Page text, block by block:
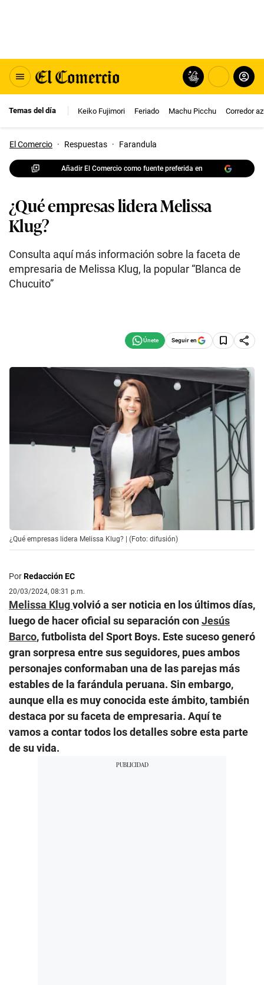
Temas del día Keiko Fujimori Feriado Machu Picchu Corredor
El Comercio · Respuestas · Farandula
Añadir El Comercio como fuente preferida en
¿Qué empresas lidera Melissa
Klug?
Consulta aquí más información sobre la faceta de
empresaria de Melissa Klug, la popular “Blanca de
Chucuito”
Seguir en
¿Qué empresas lidera Melissa Klug? | (Foto: difusión)
PorRedacción EC
20/03/2024, 08:31 p.m.
Melissa Klugvolvió a ser noticia en los últimos días,
luego de hacer oficial su separación conJesús
Barco, futbolista del Sport Boys. Este suceso generó
gran sorpresa entre sus seguidores, pues ambos
personajes conformaban una de las parejas más
estables de la farándula peruana. Sin embargo,
aunque ella es muy conocida este ámbito, también
destaca por su faceta de empresaria. Aquí te
vamos a contar todos los detalles sobre esta parte
de su vida.